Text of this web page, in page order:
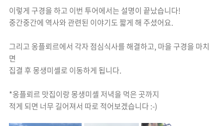
이렇게 구경을 하고 이번 투어에서는 설명이 끝났습니다!
중간중간에 역사와 관련된 이야기도 짧게 해 주셨어요.
그리고 옹플뢰르에서 각자 점심식사를 해결하고, 마을 구경을 마치
면
집결 후 몽생미셸로 이동하게 됩니다.
*옹플뢰르 맛집이랑 몽생미셸 저녁을 먹은 곳까지
적게 되면 너무 길어져서 따로 적어보겠습니다 :-)